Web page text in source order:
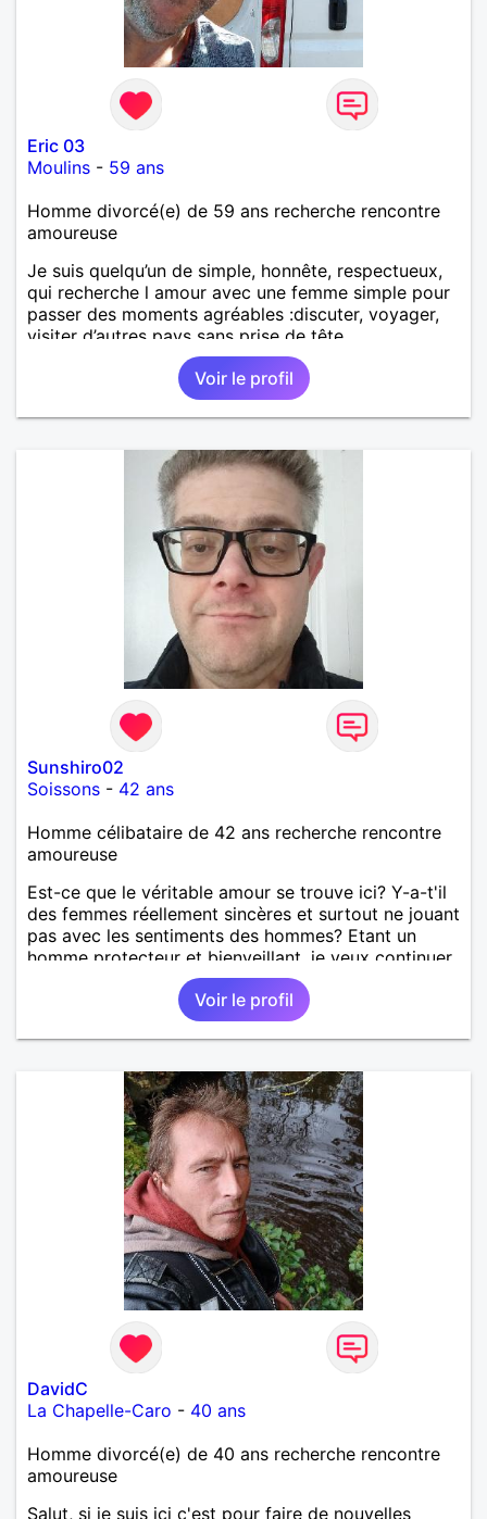
Eric 03
Moulins - 59 ans
Homme divorcé(e) de 59 ans recherche rencontre
amoureuse
Je suis quelqu’un de simple, honnête, respectueux,
qui recherche l amour avec une femme simple pour
passer des moments agréables :discuter, voyager,
visiter d’autres pays sans prise de tête.
Voir le profil
Sunshiro02
Soissons - 42 ans
Homme célibataire de 42 ans recherche rencontre
amoureuse
Est-ce que le véritable amour se trouve ici? Y-a-t'il
des femmes réellement sincères et surtout ne jouant
pas avec les sentiments des hommes? Etant un
homme protecteur et bienveillant, je veux continuer
d'y croire et pouvoir enfin former la petite famille
que je désir temps. Faux profil, profiteuse et autres
joyeuseté passer votre chemin, vous ne
m'intéressez pas du tout!
Voir le profil
DavidC
La Chapelle-Caro - 40 ans
Homme divorcé(e) de 40 ans recherche rencontre
amoureuse
Salut, si je suis ici c'est pour faire de nouvelles